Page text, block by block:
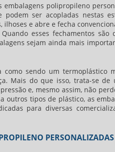
embalagens polipropileno
ser acopladas nestas
e abre e fecha
esses fechamentos são
sejam ainda mais
como sendo um termoplástico
Mais do que isso, trata-se de
e, mesmo assim, não
outros tipos de plástico, as
para diversas
PERSONALIZADAS